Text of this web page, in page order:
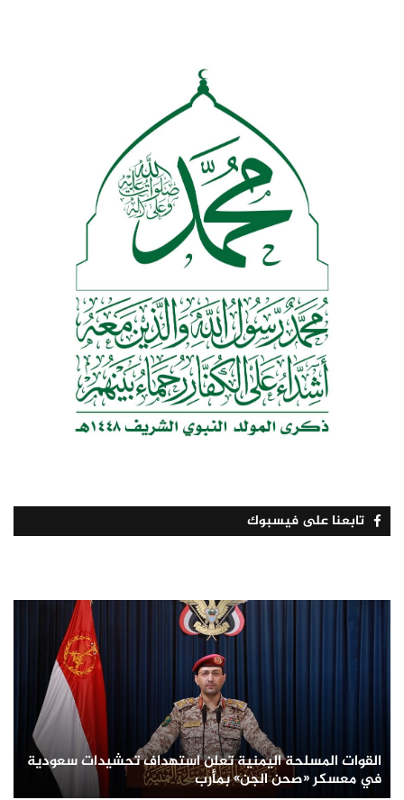
تابعنا على فيسبوك
القوات المسلحة اليمنية تعلن استهداف تحشيدات سعودية
في معسكر «صحن الجن» بمأرب